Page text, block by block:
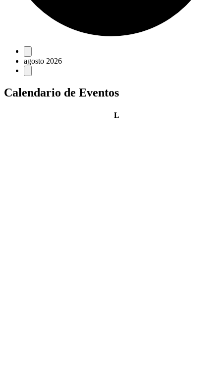
Eventos
agosto 2026
Calendario de Eventos
Llunes